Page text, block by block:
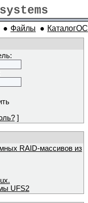
● Файлы ● КаталогОС
]
RAID-массивов из
UFS2